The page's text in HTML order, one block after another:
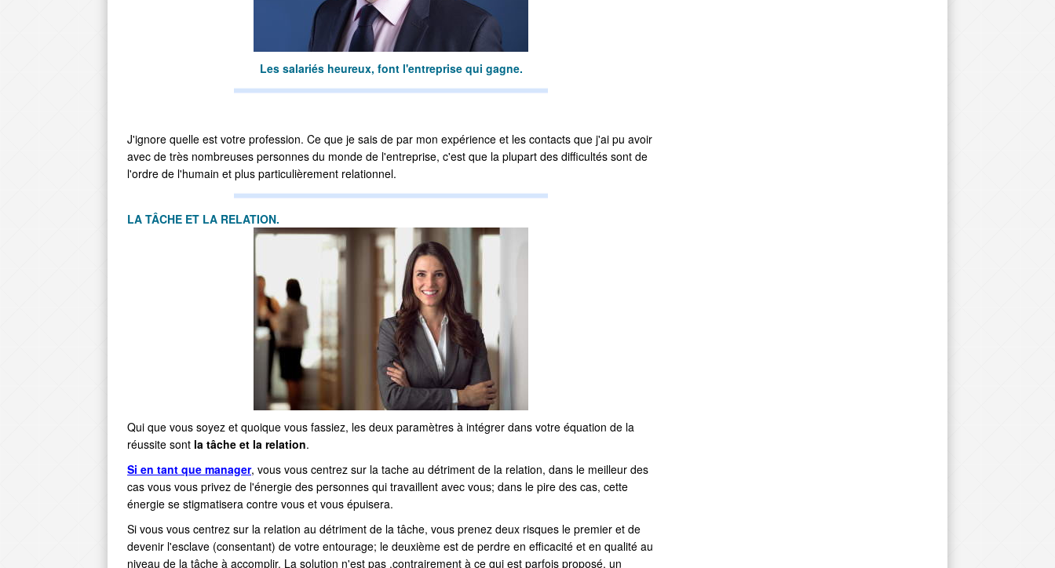
Les salariés heureux, font l'entreprise qui gagne.
J'ignore quelle est votre profession. Ce que je sais de par mon expérience et les contacts que j'ai pu avoir
avec de très nombreuses personnes du monde de l'entreprise, c'est que la plupart des difficultés sont de
l'ordre de l'humain et plus particulièrement relationnel.
LA TÂCHE ET LA RELATION.
Qui que vous soyez et quoique vous fassiez, les deux paramètres à intégrer dans votre équation de la
réussite sont la tâche et la relation.
Si en tant que manager, vous vous centrez sur la tache au détriment de la relation, dans le meilleur des
cas vous vous privez de l'énergie des personnes qui travaillent avec vous; dans le pire des cas, cette
énergie se stigmatisera contre vous et vous épuisera.
Si vous vous centrez sur la relation au détriment de la tâche, vous prenez deux risques le premier et de
devenir l'esclave (consentant) de votre entourage; le deuxième est de perdre en efficacité et en qualité au
niveau de la tâche à accomplir. La solution n'est pas ,contrairement à ce qui est parfois proposé, un